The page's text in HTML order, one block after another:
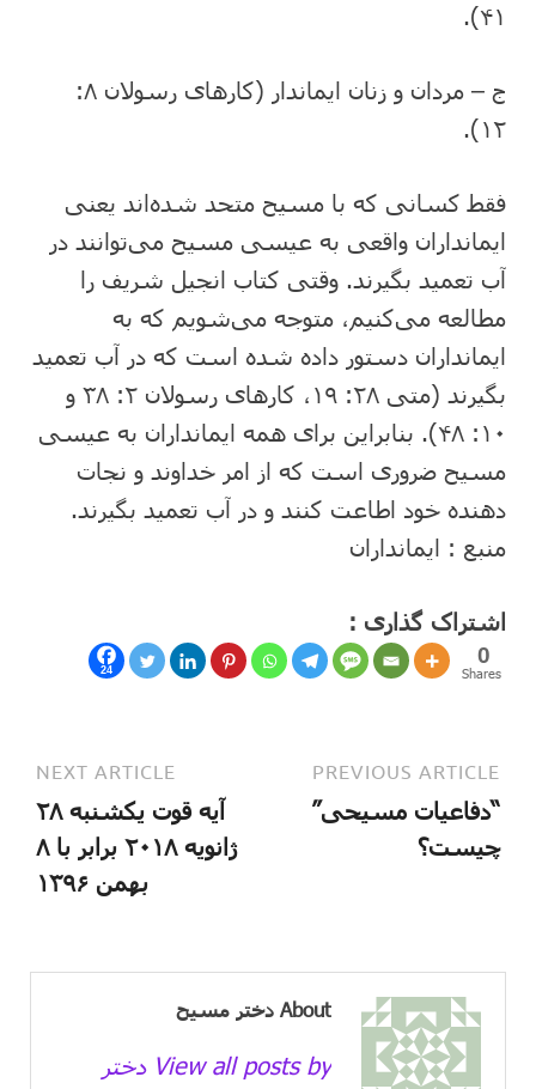
۴١).
ج – مردان و زنان ایماندار (کارهای رسولان ٨:
١٢).
فقط کسانی که با مسیح متحد شده‌اند یعنی
ایمانداران واقعی به عیسی مسیح می‌توانند در
آب تعمید بگیرند. وقتی کتاب انجیل شریف را
مطالعه می‌کنیم، متوجه می‌شویم که به
ایمانداران دستور داده شده است که در آب تعمید
بگیرند (متی ٢٨: ١٩، کارهای رسولان ٢: ٣٨ و
١٠: ۴٨). بنابراین برای همه ایمانداران به عیسی
مسیح ضروری است که از امر خداوند و نجات
دهنده خود اطاعت کنند و در آب تعمید بگیرند.
منبع : ایمانداران
اشتراک گذاری :
24
0
Shares
PREVIOUS ARTICLE
“دفاعیات مسیحی”
چیست؟
NEXT ARTICLE
آیه قوت یکشنبه ۲۸
ژانویه ۲۰۱۸ برابر با ۸
بهمن ۱۳۹۶
About دختر مسیح
View all posts by دختر